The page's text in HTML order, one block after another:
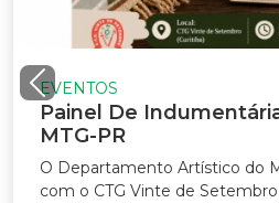
De Indumentária
PR
Artístico do MTG-
o CTG Vinte de Setembro,